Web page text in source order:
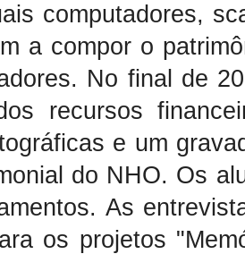
computadores,
a compor o
No final de
recursos
e um
do NHO. Os
As
os projetos